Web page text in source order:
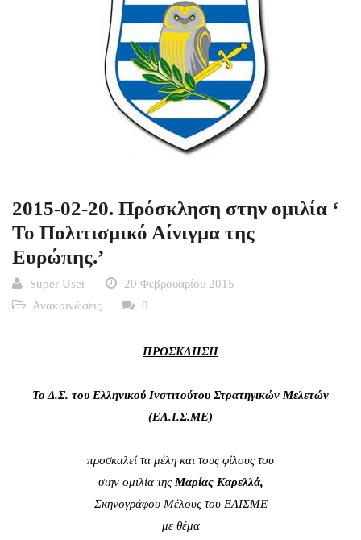
2015-02-20. Πρόσκληση στην ομιλία ‘
Το Πολιτισμικό Αίνιγμα της
Ευρώπης.’
Super User
20 Φεβρουαρίου 2015
Ανακοινώσεις
0
ΠΡΟΣΚΛΗΣΗ
Το Δ.Σ. του Ελληνικού Ινστιτούτου Στρατηγικών Μελετών
(ΕΛ.Ι.Σ.ΜΕ)
προσκαλεί τα μέλη και τους φίλους του
στην ομιλία της Μαρίας Καρελλά,
Σκηνογράφου Μέλους του ΕΛΙΣΜΕ
με θέμα